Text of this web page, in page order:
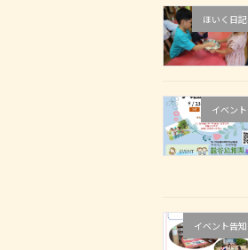
ほいく日記
イベント
イベント告知